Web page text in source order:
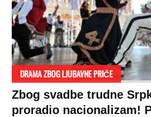
DRAMA ZBOG LJUBAVNE PRIČE
Zbog svadbe trudne
proradio nacionalizam!